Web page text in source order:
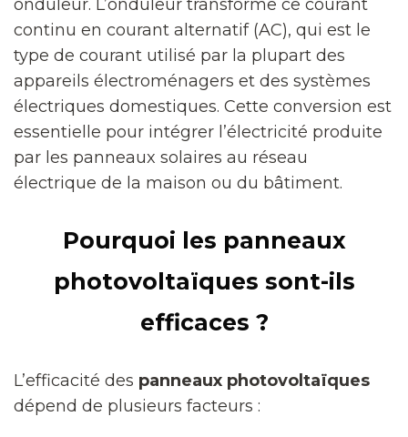
onduleur. L’onduleur transforme ce courant
continu en courant alternatif (AC), qui est le
type de courant utilisé par la plupart des
appareils électroménagers et des systèmes
électriques domestiques. Cette conversion est
essentielle pour intégrer l’électricité produite
par les panneaux solaires au réseau
électrique de la maison ou du bâtiment.
Pourquoi les panneaux
photovoltaïques sont-ils
efficaces ?
L’efficacité des panneaux photovoltaïques
dépend de plusieurs facteurs :